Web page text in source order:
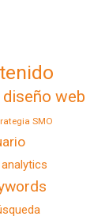
diseño web
SMO